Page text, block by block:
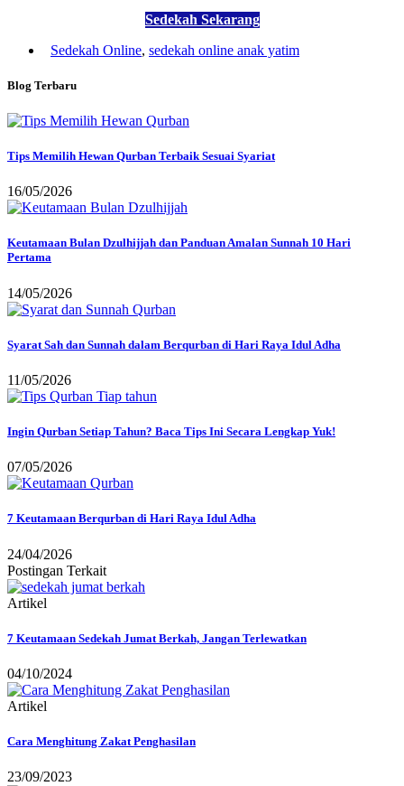
Sedekah Sekarang
Sedekah Online, sedekah online anak yatim
Blog Terbaru
Tips Memilih Hewan Qurban Terbaik Sesuai Syariat
16/05/2026
Keutamaan Bulan Dzulhijjah dan Panduan Amalan Sunnah 10 Hari
Pertama
14/05/2026
Syarat Sah dan Sunnah dalam Berqurban di Hari Raya Idul Adha
11/05/2026
Ingin Qurban Setiap Tahun? Baca Tips Ini Secara Lengkap Yuk!
07/05/2026
7 Keutamaan Berqurban di Hari Raya Idul Adha
24/04/2026
Postingan Terkait
Artikel
7 Keutamaan Sedekah Jumat Berkah, Jangan Terlewatkan
04/10/2024
Artikel
Cara Menghitung Zakat Penghasilan
23/09/2023